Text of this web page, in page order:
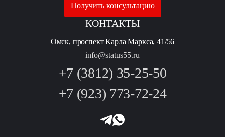
Получить консультацию
КОНТАКТЫ
Омск, проспект Карла Маркса, 41/56
info@status55.ru
+7 (3812) 35-25-50
+7 (923) 773-72-24